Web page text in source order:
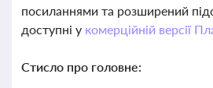
посиланнями та розширений
доступні у комерційній версії
Стисло про головне: